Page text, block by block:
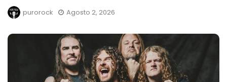
purorock Agosto 2, 2026